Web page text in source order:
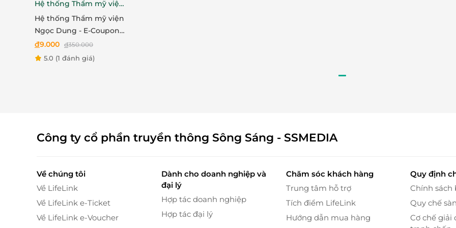
toàn. Mỗi khách hàng đến đây đều được thăm khám, tư vấn kỹ lưỡng về tình trạng môi, sau đó
xây dựng phác đồ điều trị cá nhân hóa để đảm bảo hiệu quả tối ưu nhất.
Hệ thống Thẩm mỹ viện
Ngọc Dung
Hệ thống Thẩm mỹ viện
Ngọc Dung - E-Coupon
ưu đãi trải nghiệm dịch
vụ Triệt lông nách hoặc
đ9.000 đ350.000
5.0 (1 đánh giá)
Công ty cổ phần truyền thông Sông Sáng - SSMEDIA
Về chúng tôi
Về LifeLink
Về LifeLink e-Ticket
Về LifeLink e-Voucher
Dành cho doanh nghiệp và
đại lý
Hợp tác doanh nghiệp
Hợp tác đại lý
Chăm sóc khách hàng
Trung tâm hỗ trợ
Tích điểm LifeLink
Hướng dẫn mua hàng
Quy định
Chính sách
Quy chế
Cơ chế giải